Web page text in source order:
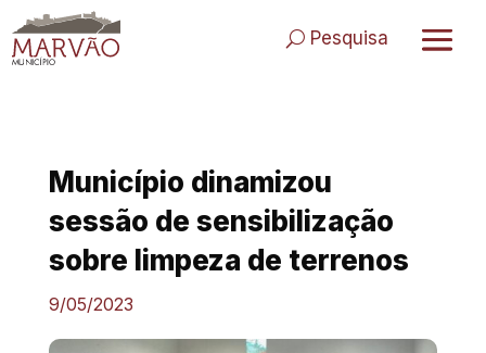
to
content
Pesquisa
Município dinamizou
sessão de sensibilização
sobre limpeza de terrenos
9/05/2023